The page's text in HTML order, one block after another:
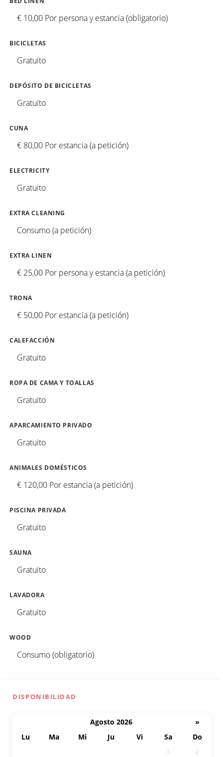
€ 10,00 Por persona y estancia (obligatorio)
BICICLETAS
Gratuito
DEPÓSITO DE BICICLETAS
Gratuito
CUNA
€ 80,00 Por estancia (a petición)
ELECTRICITY
Gratuito
EXTRA CLEANING
Consumo (a petición)
EXTRA LINEN
€ 25,00 Por persona y estancia (a petición)
TRONA
€ 50,00 Por estancia (a petición)
CALEFACCIÓN
Gratuito
ROPA DE CAMA Y TOALLAS
Gratuito
APARCAMIENTO PRIVADO
Gratuito
ANIMALES DOMÉSTICOS
€ 120,00 Por estancia (a petición)
PISCINA PRIVADA
Gratuito
SAUNA
Gratuito
LAVADORA
Gratuito
WOOD
Consumo (obligatorio)
DISPONIBILIDAD
Agosto 2026
»
Lu
Ma Mi Ju Vi Sa
Do
1
2